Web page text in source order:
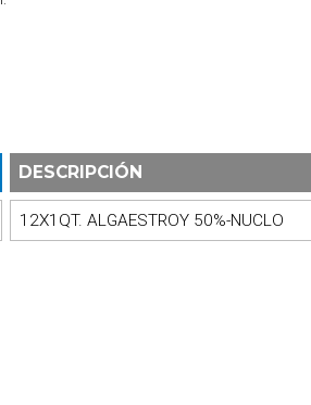
DESCRIPCIÓN
12X1QT. ALGAESTROY 50%-NUCLO